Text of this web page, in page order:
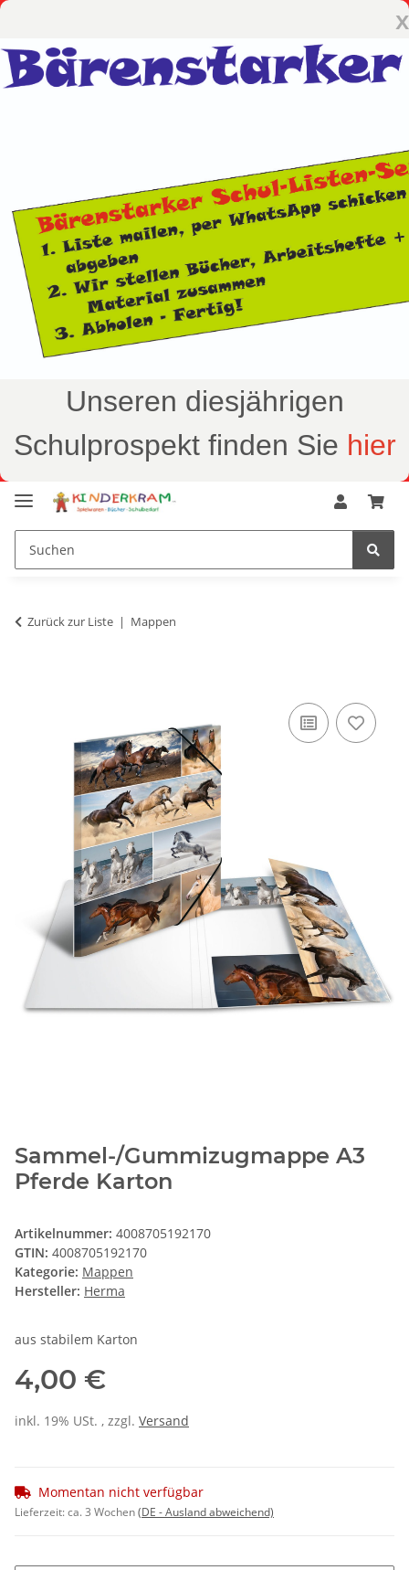
x
Unseren diesjährigen
Schulprospekt finden Sie hier
Zurück zur Liste Mappen
Sammel-/Gummizugmappe A3
Pferde Karton
Artikelnummer: 4008705192170
GTIN: 4008705192170
Kategorie: Mappen
Hersteller: Herma
aus stabilem Karton
4,00 €
inkl. 19% USt. , zzgl. Versand
Momentan nicht verfügbar
Lieferzeit:ca. 3 Wochen(DE - Ausland abweichend)